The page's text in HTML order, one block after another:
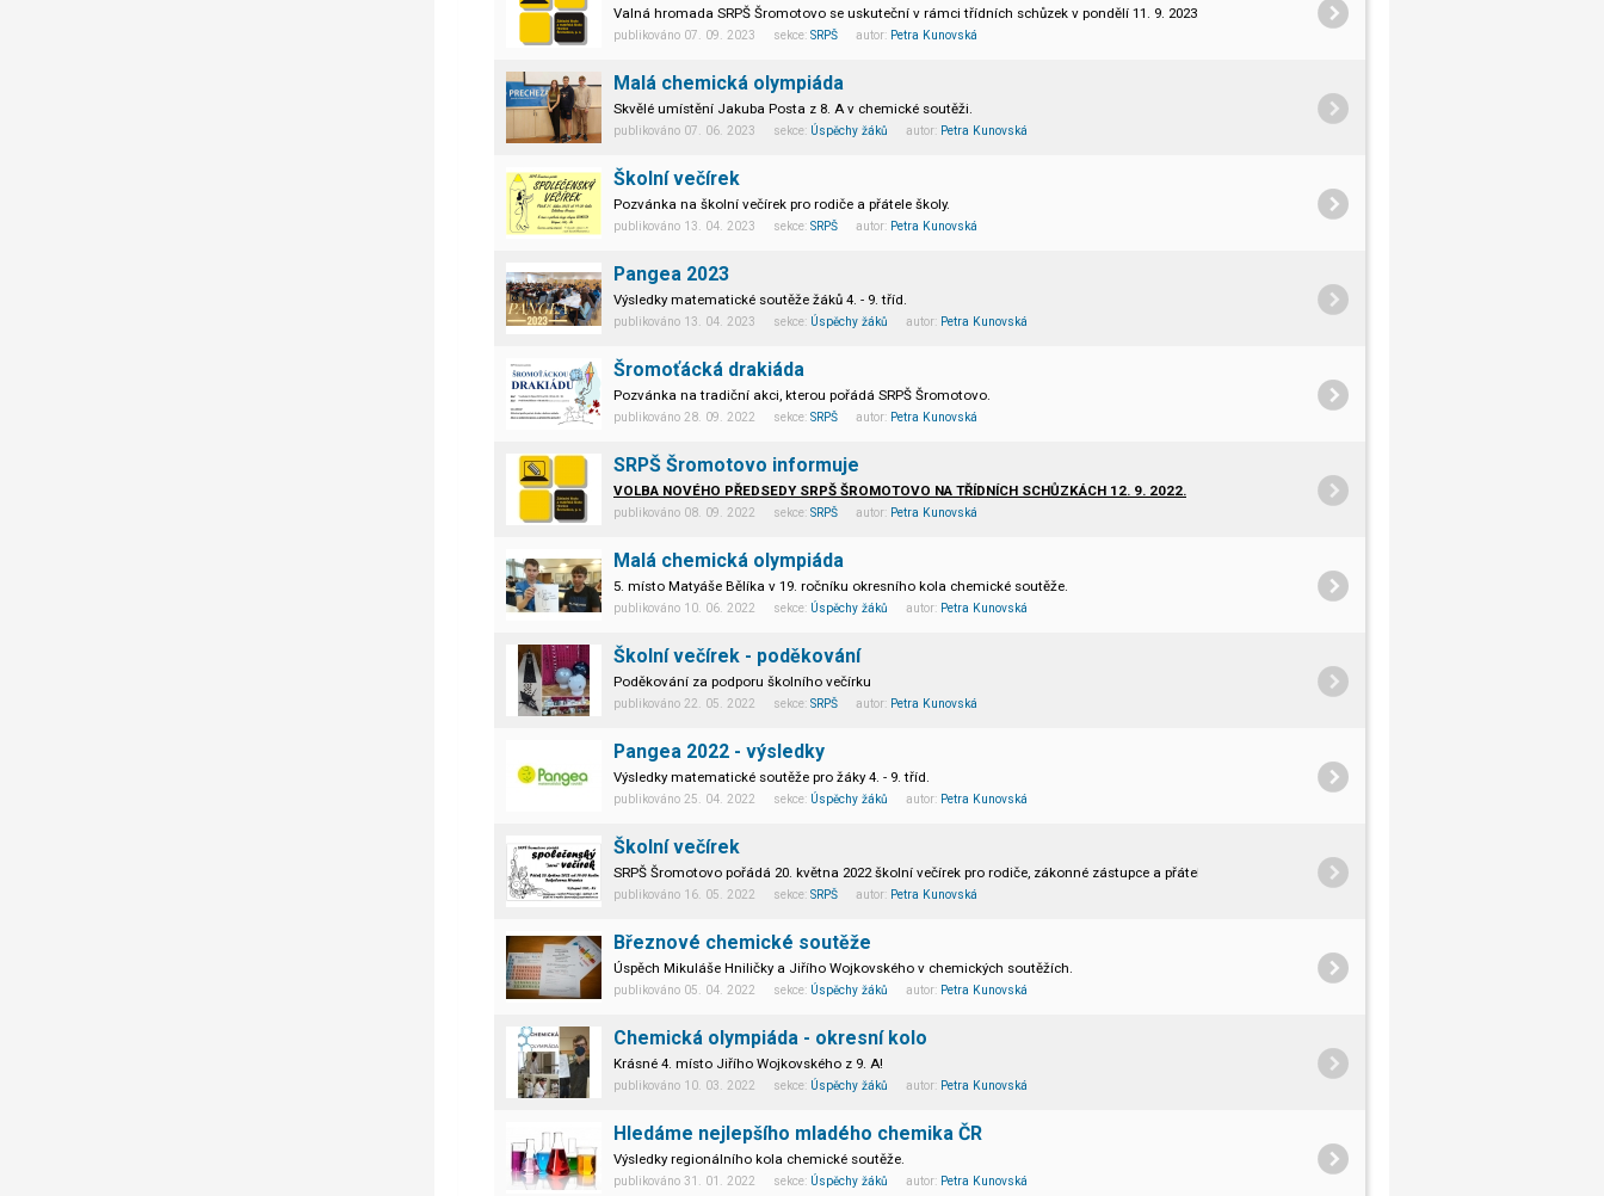
Valná hromada SRPŠ Šromotovo se uskuteční v rámci třídních schůzek v pondělí 11. 9. 2023.
publikováno 07. 09. 2023 sekce: SRPŠ autor: Petra Kunovská
Malá chemická olympiáda
Skvělé umístění Jakuba Posta z 8. A v chemické soutěži.
publikováno 07. 06. 2023 sekce: Úspěchy žáků autor: Petra Kunovská
Školní večírek
Pozvánka na školní večírek pro rodiče a přátele školy.
publikováno 13. 04. 2023 sekce: SRPŠ autor: Petra Kunovská
Pangea 2023
Výsledky matematické soutěže žáků 4. - 9. tříd.
publikováno 13. 04. 2023 sekce: Úspěchy žáků autor: Petra Kunovská
Šromoťácká drakiáda
Pozvánka na tradiční akci, kterou pořádá SRPŠ Šromotovo.
publikováno 28. 09. 2022 sekce: SRPŠ autor: Petra Kunovská
SRPŠ Šromotovo informuje
VOLBA NOVÉHO PŘEDSEDY SRPŠ ŠROMOTOVO NA TŘÍDNÍCH SCHŮZKÁCH 12. 9. 2022.
publikováno 08. 09. 2022 sekce: SRPŠ autor: Petra Kunovská
Malá chemická olympiáda
5. místo Matyáše Bělíka v 19. ročníku okresního kola chemické soutěže.
publikováno 10. 06. 2022 sekce: Úspěchy žáků autor: Petra Kunovská
Školní večírek - poděkování
Poděkování za podporu školního večírku
publikováno 22. 05. 2022 sekce: SRPŠ autor: Petra Kunovská
Pangea 2022 - výsledky
Výsledky matematické soutěže pro žáky 4. - 9. tříd.
publikováno 25. 04. 2022 sekce: Úspěchy žáků autor: Petra Kunovská
Školní večírek
SRPŠ Šromotovo pořádá 20. května 2022 školní večírek pro rodiče, zákonné zástupce a přátele školy.
publikováno 16. 05. 2022 sekce: SRPŠ autor: Petra Kunovská
Březnové chemické soutěže
Úspěch Mikuláše Hniličky a Jiřího Wojkovského v chemických soutěžích.
publikováno 05. 04. 2022 sekce: Úspěchy žáků autor: Petra Kunovská
Chemická olympiáda - okresní kolo
Krásné 4. místo Jiřího Wojkovského z 9. A!
publikováno 10. 03. 2022 sekce: Úspěchy žáků autor: Petra Kunovská
Hledáme nejlepšího mladého chemika ČR
Výsledky regionálního kola chemické soutěže.
publikováno 31. 01. 2022 sekce: Úspěchy žáků autor: Petra Kunovská